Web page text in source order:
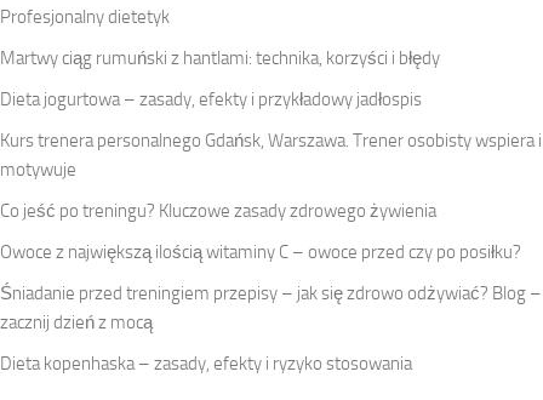
Profesjonalny dietetyk
Martwy ciąg rumuński z hantlami: technika, korzyści i błędy
Dieta jogurtowa – zasady, efekty i przykładowy jadłospis
Kurs trenera personalnego Gdańsk, Warszawa. Trener osobisty wspiera i
motywuje
Co jeść po treningu? Kluczowe zasady zdrowego żywienia
Owoce z największą ilością witaminy C – owoce przed czy po posiłku?
Śniadanie przed treningiem przepisy – jak się zdrowo odżywiać? Blog –
zacznij dzień z mocą
Dieta kopenhaska – zasady, efekty i ryzyko stosowania